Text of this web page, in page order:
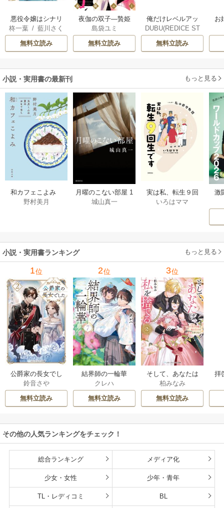
悪役令嬢はシナリ
オを知らない ～乙
女ゲームの世界で
真実の恋を探しま
柊一葉 /藍川さく
ら
無料立読み
夜伽の双子―贄姫
は二人の王子に愛
される―
島袋ユミ
無料立読み
俺だけレベルアッ
プな件
DUBU(REDICE ST
UDIO)/Chugong/
h-goon
無料立読み
お
小説・実用書の最新刊 もっと見る
和カフェこよみ
五月くんの夏のお
野村美月
月曜のこない部屋 1
巻
城山真一
実は私、転生９回
生です マンガ
いろはママ
激
小説・実用書ランキング もっと見る
1位
公爵家の長女でし
た
鈴音さや
無料立読み
2位
結界師の一輪華
クレハ
無料立読み
3位
そして、あなたは
私を捨てる
柏みなみ
無料立読み
拝
その他の人気ランキングをチェック！
総合ランキング メディア化
少女・女性 少年・青年
TL・レディコミ BL